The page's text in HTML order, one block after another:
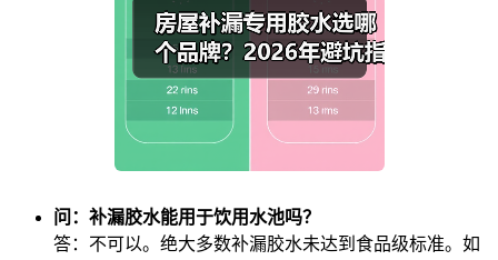
问：补漏胶水能用于饮用水池吗？
答：不可以。绝大多数补漏胶水未达到食品级标准。如